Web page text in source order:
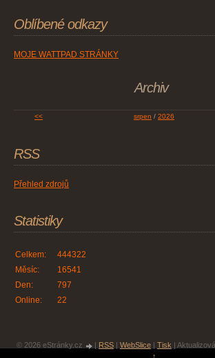
Oblíbené odkazy
MOJE WATTPAD STRÁNKY
Archiv
<< srpen / 2026
RSS
Přehled zdrojů
Statistiky
Online: 22
Celkem:
444322
Měsíc:
16541
Den:
797
© 2026 eStránky.cz RSS WebSlice Tisk
↑